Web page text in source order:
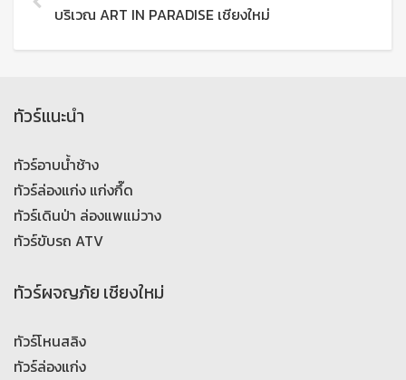
บริเวณ ART IN PARADISE เชียงใหม่
ทัวร์แนะนำ
ทัวร์อาบน้ำช้าง
ทัวร์ล่องแก่ง แก่งกึ๊ด
ทัวร์เดินป่า ล่องแพแม่วาง
ทัวร์ขับรถ ATV
ทัวร์ผจญภัย เชียงใหม่
ทัวร์โหนสลิง
ทัวร์ล่องแก่ง